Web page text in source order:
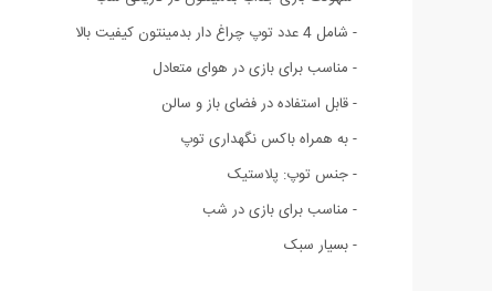
- شامل 4 عدد توپ چراغ دار بدمینتون کیفیت بالا
- مناسب برای بازی در هوای متعادل
- قابل استفاده در فضای باز و سالن
- به همراه باکس نگهداری توپ
- جنس توپ: پلاستیک
- مناسب برای بازی در شب
- بسیار سبک